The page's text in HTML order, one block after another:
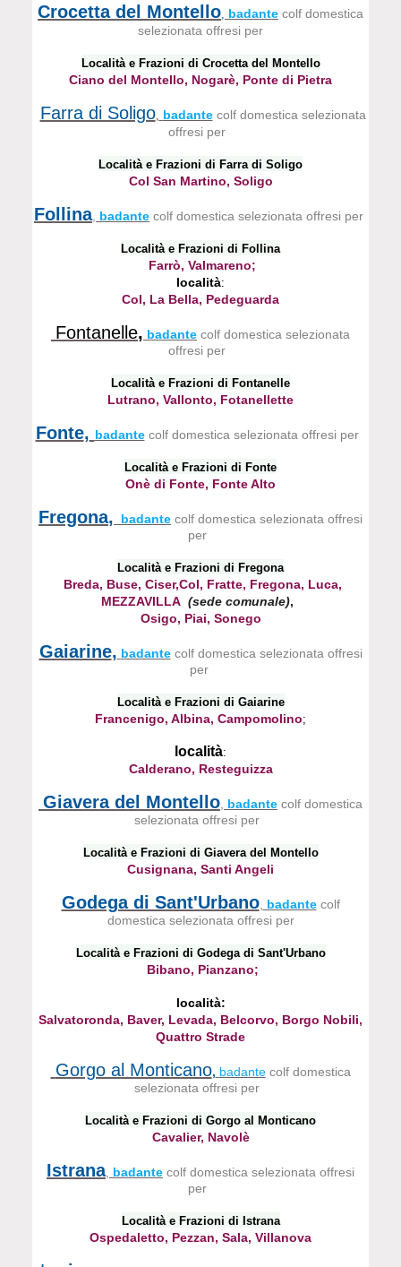
Crocetta del Montello badante colf domestica
selezionata offresi per
Località e Frazioni di Crocetta del Montello
Ciano del Montello, Nogarè, Ponte di Pietra
Farra di Soligo, badante colf domestica selezionata
offresi per
Località e Frazioni di Farra di Soligo
Col San Martino, Soligo
Follina, badante colf domestica selezionata offresi per
Località e Frazioni di Follina
Farrò, Valmareno;
località:
Col, La Bella, Pedeguarda
Fontanelle, badante colf domestica selezionata
offresi per
Località e Frazioni di Fontanelle
Lutrano, Vallonto, Fotanellette
Fonte, badante colf domestica selezionata offresi per
Località e Frazioni di Fonte
Onè di Fonte, Fonte Alto
Fregona, badante colf domestica selezionata offresi
per
Località e Frazioni di Fregona
Breda, Buse, Ciser,Col, Fratte, Fregona, Luca,
MEZZAVILLA (sede comunale),
Osigo, Piai, Sonego
Gaiarine, badante colf domestica selezionata offresi
per
Località e Frazioni di Gaiarine
Francenigo, Albina, Campomolino;
località:
Calderano, Resteguizza
Giavera del Montello badante colf domestica
selezionata offresi per
Località e Frazioni di Giavera del Montello
Cusignana, Santi Angeli
Godega di Sant'Urbano, badante colf
domestica selezionata offresi per
Località e Frazioni di Godega di Sant'Urbano
Bibano, Pianzano;
località:
Salvatoronda, Baver, Levada, Belcorvo, Borgo Nobili,
Quattro Strade
Gorgo al Monticano, badante colf domestica
selezionata offresi per
Località e Frazioni di Gorgo al Monticano
Cavalier, Navolè
Istrana, badante colf domestica selezionata offresi
per
Località e Frazioni di Istrana
Ospedaletto, Pezzan, Sala, Villanova